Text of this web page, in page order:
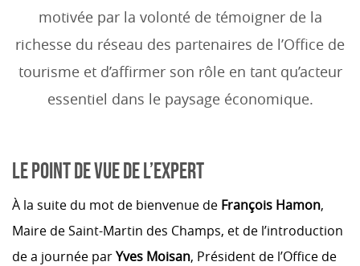
motivée par la volonté de témoigner de la
richesse du réseau des partenaires de l’Office de
tourisme et d’affirmer son rôle en tant qu’acteur
essentiel dans le paysage économique.
LE POINT DE VUE DE L’EXPERT
À la suite du mot de bienvenue de François Hamon,
Maire de Saint-Martin des Champs, et de l’introduction
de a journée parYves Moisan, Président de l’Office de